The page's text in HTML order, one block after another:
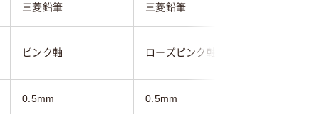
三菱鉛筆 三菱鉛筆
ピンク軸 ローズピンク軸
0.5mm 0.5mm